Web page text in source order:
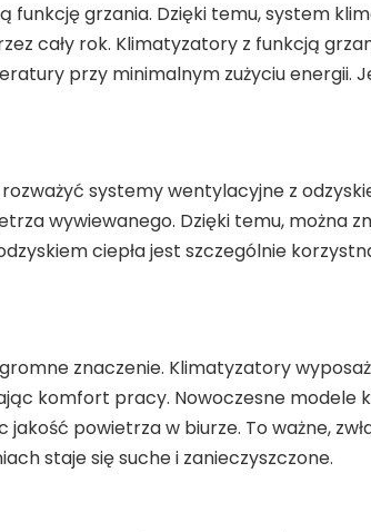
grzania. Dzięki temu, system
cały rok. Klimatyzatory z funkcją
przy minimalnym zużyciu energii.
systemy wentylacyjne z
wywiewanego. Dzięki temu, można
ciepła jest szczególnie
znaczenie. Klimatyzatory
komfort pracy. Nowoczesne
powietrza w biurze. To ważne,
staje się suche i zanieczyszczone.